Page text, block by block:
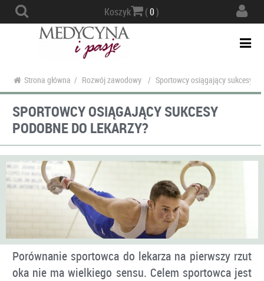
Koszyk (0)
Strona główna / Rozwój zawodowy / Sportowcy osiągający sukcesy
SPORTOWCY OSIĄGAJĄCY SUKCESY
PODOBNE DO LEKARZY?
Porównanie sportowca do lekarza na pierwszy rzut
oka nie ma wielkiego sensu. Celem sportowca jest